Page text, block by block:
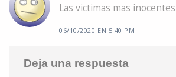
Las victimas mas inocentes
06/10/2020 EN 5:40 PM
Deja una respuesta